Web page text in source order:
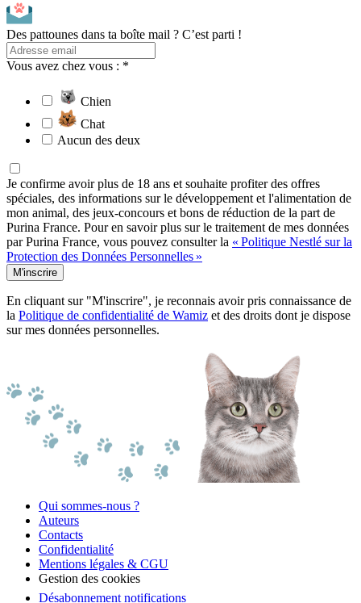
Des pattounes dans ta boîte mail ? C’est parti !
Vous avez chez vous : *
Chien
Chat
Aucun des deux
Je confirme avoir plus de 18 ans et souhaite profiter des offres
spéciales, des informations sur le développement et l'alimentation de
mon animal, des jeux-concours et bons de réduction de la part de
Purina France. Pour en savoir plus sur le traitement de mes données
par Purina France, vous pouvez consulter la « Politique Nestlé sur la
Protection des Données Personnelles »
M'inscrire
En cliquant sur "M'inscrire", je reconnais avoir pris connaissance de
la Politique de confidentialité de Wamiz et des droits dont je dispose
sur mes données personnelles.
Qui sommes-nous ?
Auteurs
Contacts
Confidentialité
Mentions légales & CGU
Gestion des cookies
Désabonnement notifications